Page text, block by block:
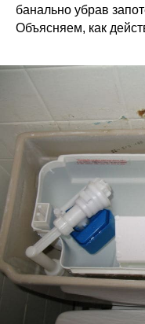
банально убрав
Объясняем, как